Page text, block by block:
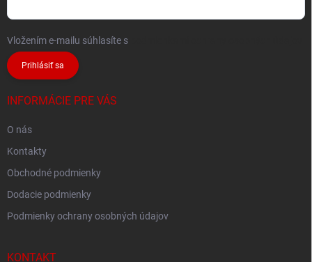
Vložením e-mailu súhlasíte s
Prihlásiť sa
INFORMÁCIE PRE VÁS
O nás
Kontakty
Obchodné podmienky
Dodacie podmienky
Podmienky ochrany osobných údajov
KONTAKT